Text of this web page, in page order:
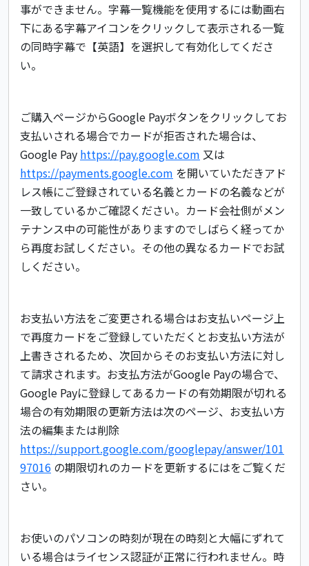
事ができません。字幕一覧機能を使用するには動画右
下にある字幕アイコンをクリックして表示される一覧
の同時字幕で【英語】を選択して有効化してくださ
い。
ご購入ページからGoogle Payボタンをクリックしてお
支払いされる場合でカードが拒否された場合は、
Google Pay https://pay.google.com 又は
https://payments.google.com を開いていただきアド
レス帳にご登録されている名義とカードの名義などが
一致しているかご確認ください。カード会社側がメン
テナンス中の可能性がありますのでしばらく経ってか
ら再度お試しください。その他の異なるカードでお試
しください。
お支払い方法をご変更される場合はお支払いページ上
で再度カードをご登録していただくとお支払い方法が
上書きされるため、次回からそのお支払い方法に対し
て請求されます。お支払方法がGoogle Payの場合で、
Google Payに登録してあるカードの有効期限が切れる
場合の有効期限の更新方法は次のページ、お支払い方
法の編集または削除
https://support.google.com/googlepay/answer/101
97016 の期限切れのカードを更新するにはをご覧くだ
さい。
お使いのパソコンの時刻が現在の時刻と大幅にずれて
いる場合はライセンス認証が正常に行われません。時